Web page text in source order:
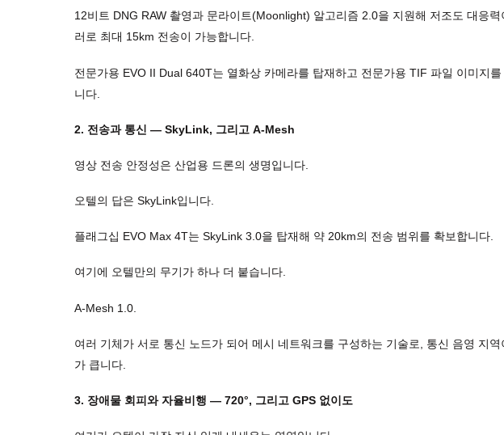
12비트 DNG RAW 촬영과 문라이트(Moonlight) 알고리즘 2.0을 지원해 저조도 대응
러로 최대 15km 전송이 가능합니다.
전문가용 EVO II Dual 640T는 열화상 카메라를 탑재하고 전문가용 TIF 파일 이미지
니다.
2. 전송과 통신 — SkyLink, 그리고 A-Mesh
영상 전송 안정성은 산업용 드론의 생명입니다.
오텔의 답은 SkyLink입니다.
플래그십 EVO Max 4T는 SkyLink 3.0을 탑재해 약 20km의 전송 범위를 확보합니다.
여기에 오텔만의 무기가 하나 더 붙습니다.
A-Mesh 1.0.
여러 기체가 서로 통신 노드가 되어 메시 네트워크를 구성하는 기술로, 통신 음영 지
가 큽니다.
3. 장애물 회피와 자율비행 — 720°, 그리고 GPS 없이도